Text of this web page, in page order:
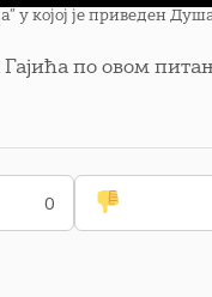
у којој је приведен
по овом
0